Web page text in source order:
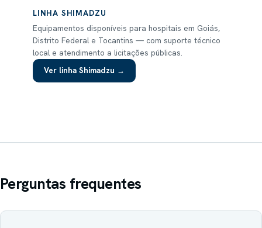
LINHA SHIMADZU
Equipamentos disponíveis para hospitais em Goiás,
Distrito Federal e Tocantins — com suporte técnico
local e atendimento a licitações públicas.
Ver linha Shimadzu →
Perguntas frequentes